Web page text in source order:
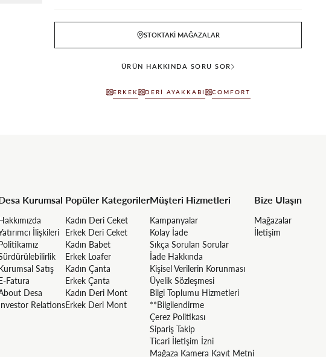
STOKTAKI MAĞAZALAR
ÜRÜN HAKKINDA SORU SOR
ERKEK DERI AYAKKABI COMFORT
Kurumsal
İlişkileri
Satış
Fatura
Desa
Relations
Popüler Kategoriler
Kadın Deri Ceket
Erkek Deri Ceket
Kadın Babet
Erkek Loafer
Kadın Çanta
Erkek Çanta
Kadın Deri Mont
Erkek Deri Mont
Müşteri Hizmetleri
Kampanyalar
Kolay İade
Sıkça Sorulan Sorular
İade Hakkında
Kişisel Verilerin Korunması
Üyelik Sözleşmesi
Bilgi Toplumu Hizmetleri
**Bilgilendirme
Çerez Politikası
Sipariş Takip
Ticari İletişim İzni
Mağaza Kamera Kayıt Metni
Bize Ulaşın
Mağazalar
İletişim